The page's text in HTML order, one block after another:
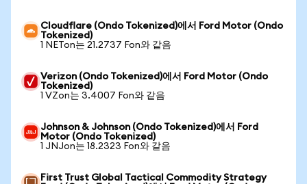
Cloudflare (Ondo Tokenized)에서 Ford Motor (Ondo
Tokenized)
1 NETon는 21.2737 Fon와 같음
Verizon (Ondo Tokenized)에서 Ford Motor (Ondo
Tokenized)
1 VZon는 3.4007 Fon와 같음
Johnson & Johnson (Ondo Tokenized)에서 Ford
Motor (Ondo Tokenized)
1 JNJon는 18.2323 Fon와 같음
First Trust Global Tactical Commodity Strategy